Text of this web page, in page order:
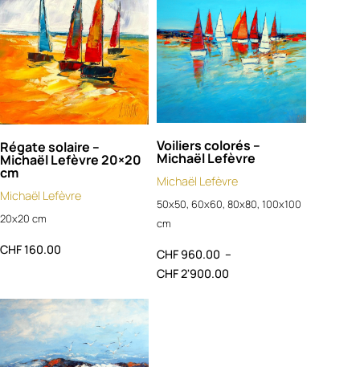
Régate solaire –
Michaël Lefèvre 20×20
cm
Michaël Lefèvre
20x20 cm
CHF160.00
Voiliers colorés –
Michaël Lefèvre
Michaël Lefèvre
50x50, 60x60, 80x80, 100x100
cm
CHF 960.00 –
CHF2'900.00